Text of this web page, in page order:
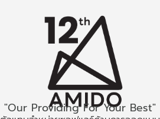
"Our Providing For Your Best"